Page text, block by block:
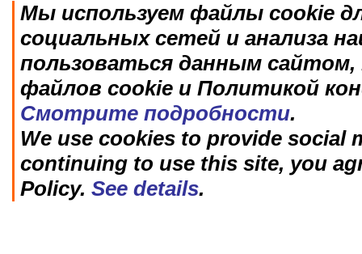
Мы используем файлы cookie
социальных сетей и анализа
пользоваться данным
файлов cookie и Политикой
Смотрите подробности.
We use cookies to provide social
continuing to use this site, you
Policy. See details.